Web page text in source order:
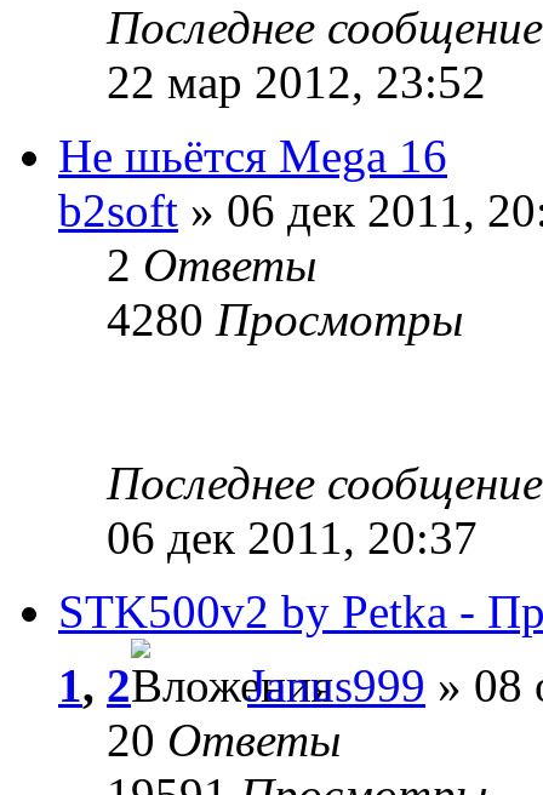
Последнее
22 мар 2012, 23:52
Не шьётся Mega 16
b2soft » 06 дек 2011,
2 Ответы
4280 Просмотры
Последнее
06 дек 2011, 20:37
STK500v2 by Petka -
1, 2 Janus999 » 08
20 Ответы